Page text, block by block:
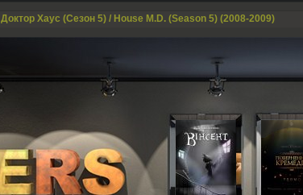
Доктор Хаус (Сезон 5) / House M.D. (Season 5) (2008-2009)